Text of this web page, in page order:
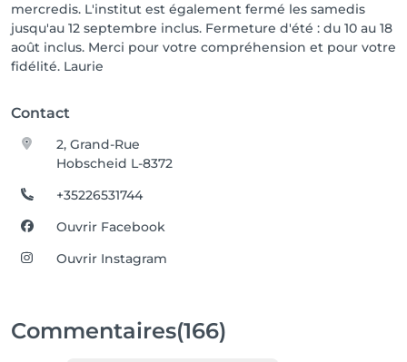
mercredis. L'institut est également fermé les samedis
jusqu'au 12 septembre inclus. Fermeture d'été : du 10 au 18
août inclus. Merci pour votre compréhension et pour votre
fidélité. Laurie
Contact
2, Grand-Rue
Hobscheid L-8372
+35226531744
Ouvrir Facebook
Ouvrir Instagram
Commentaires(166)